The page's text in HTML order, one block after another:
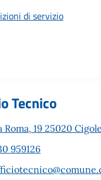
di servizio
Tecnico
Roma, 19 25020
959126